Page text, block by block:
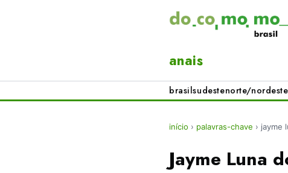
anais
brasilsudestenorte/nordeste
início › palavras-chave › jayme
Jayme Luna